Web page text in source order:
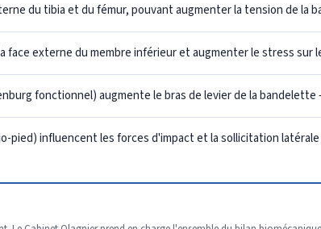
du tibia et du fémur, pouvant augmenter la tension de la
face externe du membre inférieur et augmenter le stress sur
fonctionnel) augmente le bras de levier de la
pied) influencent les forces d'impact et la sollicitation